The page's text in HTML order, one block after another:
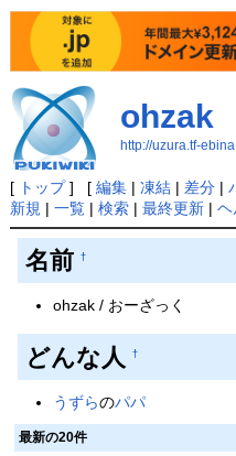
ohzak
http://uzura.tf-
[ トップ] [ 編集| 凍結| 差分|
新規 | 一覧| 検索| 最終更新| ヘ
名前 †
ohzak / おーざっく
どんな人 †
うずらのパパ
最新の20件